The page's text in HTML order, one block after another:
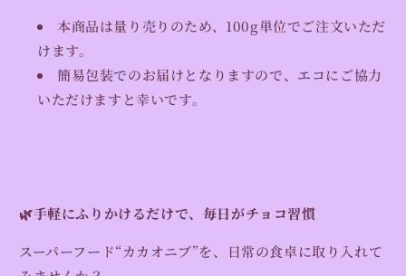
本商品は量り売りのため、100g単位でご注文いただ
けます。
簡易包装でのお届けとなりますので、エコにご協力
いただけますと幸いです。
🌿手軽にふりかけるだけで、毎日がチョコ習慣
スーパーフード“カカオニブ”を、日常の食卓に取り入れて